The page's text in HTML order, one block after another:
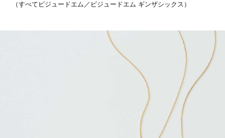
（すべてビジュードエム／ビジュードエム ギンザシックス）